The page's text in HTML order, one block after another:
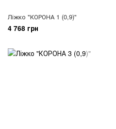
Ліжко "КОРОНА 1 (0,9)"
4 768 грн